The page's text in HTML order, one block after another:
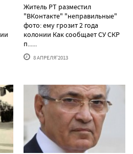
Житель РТ разместил
"ВКонтакте" "неправильные"
фото: ему грозит 2 года
колонии Как сообщает СУ СКР
п......
8 АПРЕЛЯ'2013